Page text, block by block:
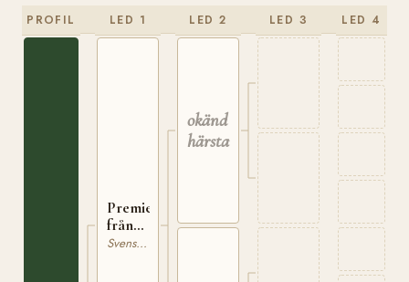
PROFIL LED 1
Premiehingst
från
WramSvensk Varmblodig Ridhäst
LED 2
okänd
härstamning
LED 3 LED 4